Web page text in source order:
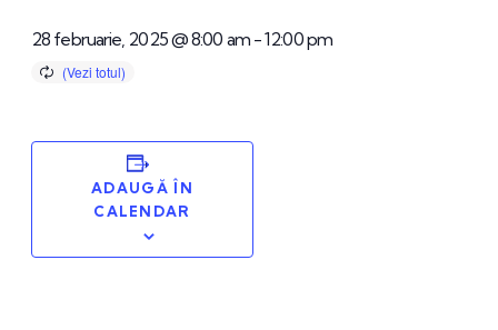
28 februarie, 2025 @ 8:00 am-12:00 pm
ADAUGĂ ÎN
CALENDAR